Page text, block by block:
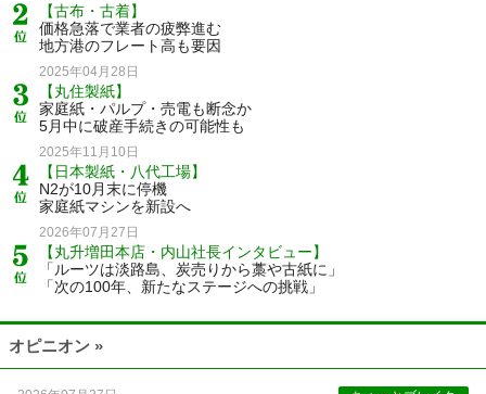
【古布・古着】
価格急落で業者の疲弊進む
地方港のフレート高も要因
2025年04月28日
【丸住製紙】
家庭紙・パルプ・売電も断念か
5月中に破産手続きの可能性も
2025年11月10日
【日本製紙・八代工場】
N2が10月末に停機
家庭紙マシンを新設へ
2026年07月27日
【丸升増田本店・内山社長インタビュー】
「ルーツは淡路島、炭売りから藁や古紙に」
「次の100年、新たなステージへの挑戦」
オピニオン »